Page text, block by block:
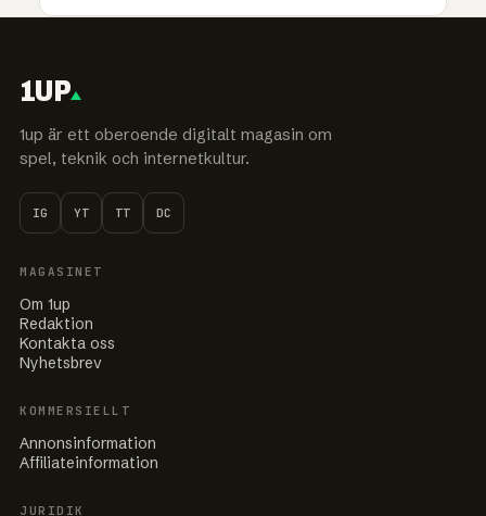
1UP
1up är ett oberoende digitalt magasin om
spel, teknik och internetkultur.
IG YT TT DC
MAGASINET
Om 1up
Redaktion
Kontakta oss
Nyhetsbrev
KOMMERSIELLT
Annonsinformation
Affiliateinformation
JURIDIK